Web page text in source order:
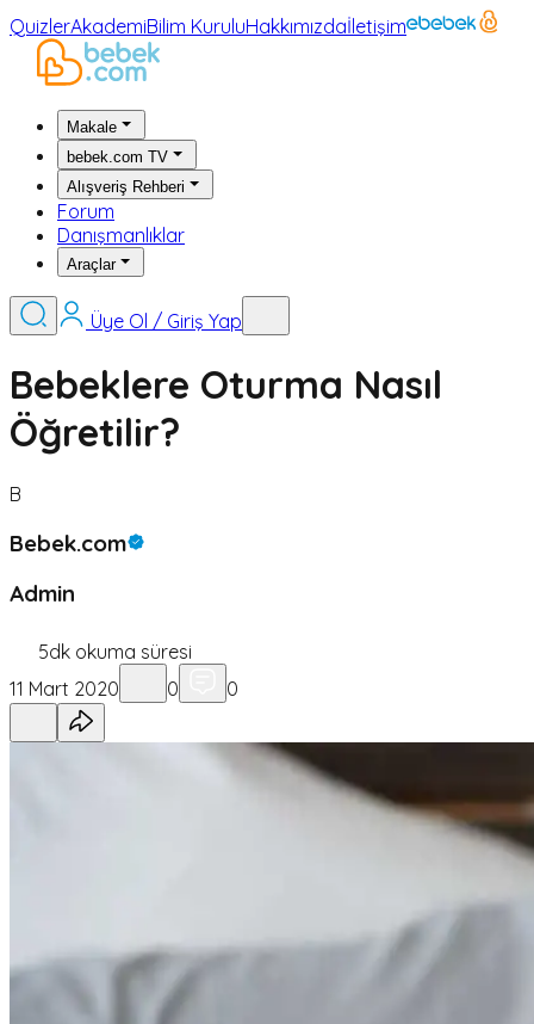
QuizlerAkademiBilim KuruluHakkımızdaİletişim
Makale
bebek.com TV
Alışveriş Rehberi
Forum
Danışmanlıklar
Araçlar
Üye Ol / Giriş Yap
Bebeklere Oturma Nasıl
Öğretilir?
B
Bebek.com
Admin
5dk okuma süresi
11 Mart 2020
0 0